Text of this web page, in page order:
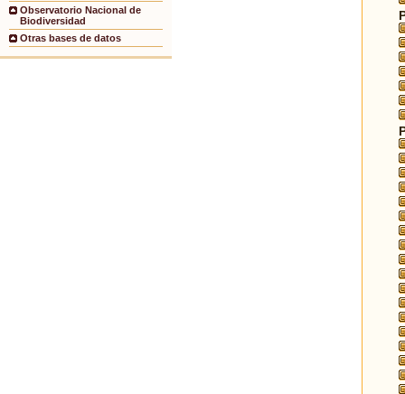
Observatorio Nacional de
Biodiversidad
Otras bases de datos